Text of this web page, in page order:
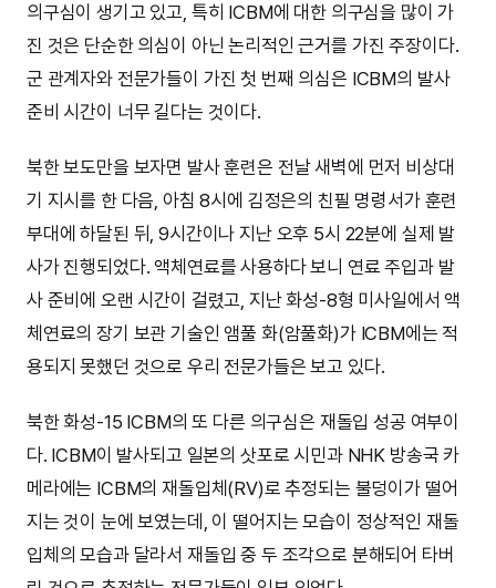
의구심이 생기고 있고, 특히 ICBM에 대한 의구심을 많이 가
진 것은 단순한 의심이 아닌 논리적인 근거를 가진 주장이다.
군 관계자와 전문가들이 가진 첫 번째 의심은 ICBM의 발사
준비 시간이 너무 길다는 것이다.
북한 보도만을 보자면 발사 훈련은 전날 새벽에 먼저 비상대
기 지시를 한 다음, 아침 8시에 김정은의 친필 명령서가 훈련
부대에 하달된 뒤, 9시간이나 지난 오후 5시 22분에 실제 발
사가 진행되었다. 액체연료를 사용하다 보니 연료 주입과 발
사 준비에 오랜 시간이 걸렸고, 지난 화성-8형 미사일에서 액
체연료의 장기 보관 기술인 앰풀 화(암풀화)가 ICBM에는 적
용되지 못했던 것으로 우리 전문가들은 보고 있다.
북한 화성-15 ICBM의 또 다른 의구심은 재돌입 성공 여부이
다. ICBM이 발사되고 일본의 삿포로 시민과 NHK 방송국 카
메라에는 ICBM의 재돌입체(RV)로 추정되는 불덩이가 떨어
지는 것이 눈에 보였는데, 이 떨어지는 모습이 정상적인 재돌
입체의 모습과 달라서 재돌입 중 두 조각으로 분해되어 타버